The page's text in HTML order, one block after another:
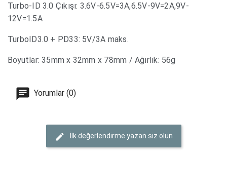
Turbo-ID 3.0 Çıkışı: 3.6V-6.5V=3A,6.5V-9V=2A,9V-
12V=1.5A
TurboID3.0 + PD33: 5V/3A maks.
Boyutlar: 35mm x 32mm x 78mm / Ağırlık: 56g
Yorumlar (0)
İlk değerlendirme yazan siz olun